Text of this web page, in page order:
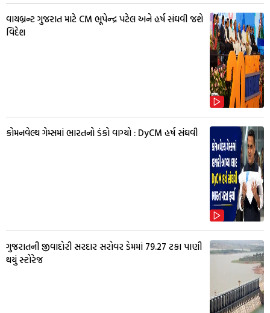
વાયબ્રન્ટ ગુજરાત માટે CM ભૂપેન્દ્ર પટેલ અને હર્ષ સંઘવી જશે
વિદેશ
કોમનવેલ્થ ગેમ્સમાં ભારતનો ડંકો વાગ્યો : DyCM હર્ષ સંઘવી
ગુજરાતની જીવાદોરી સરદાર સરોવર ડેમમાં 79.27 ટકા પાણી
થયું સ્ટોરેજ